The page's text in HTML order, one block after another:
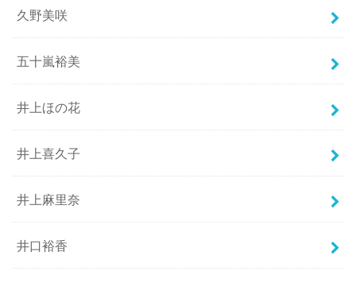
久野美咲
五十嵐裕美
井上ほの花
井上喜久子
井上麻里奈
井口裕香